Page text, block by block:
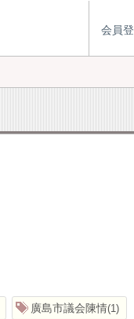
会員
廣島市議会陳情 1